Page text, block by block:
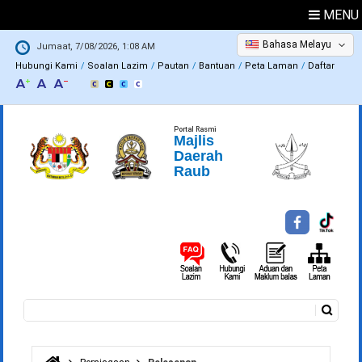
MENU
Jumaat, 7/08/2026, 1:08 AM
Hubungi Kami
Soalan Lazim Pautan Bantuan Peta Laman Daftar
Bahasa Melayu
Portal Rasmi
Majlis
Daerah
Raub
Borang carian